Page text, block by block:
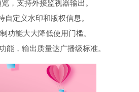
，支持外接监视器输出。
定义水印和版权信息。
功能大大降低使用门槛。
能，输出质量达广播级标准。